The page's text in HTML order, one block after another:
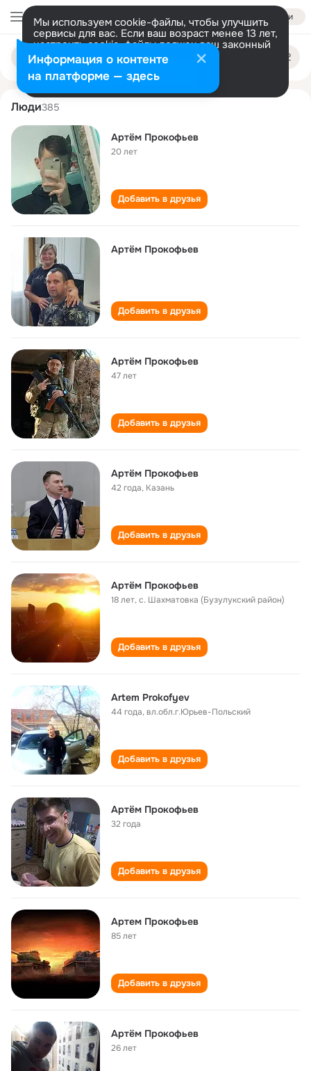
Войти
Мы используем cookie-файлы, чтобы улучшить
сервисы для вас. Если ваш возраст менее 13 лет,
настроить cookie-файлы должен ваш законный
представитель. Больше информации
Разрешить все Настроить
Поиск
людям
artem prokofev
Люди385
Артём Прокофьев
20 лет
Добавить в друзья
Артём Прокофьев
Добавить в друзья
Артём Прокофьев
47 лет
Добавить в друзья
Артём Прокофьев
42 года, Казань
Добавить в друзья
Артëм Прокофьев
18 лет,с. Шахматовка (Бузулукский район)
Добавить в друзья
Artem Prokofyev
44 года,вл.обл.г.Юрьев-Польский
Добавить в друзья
Артём Прокофьев
32 года
Добавить в друзья
Артем Прокофьев
85 лет
Добавить в друзья
Артём Прокофьев
26 лет
Информация о контенте
на платформе — здесь